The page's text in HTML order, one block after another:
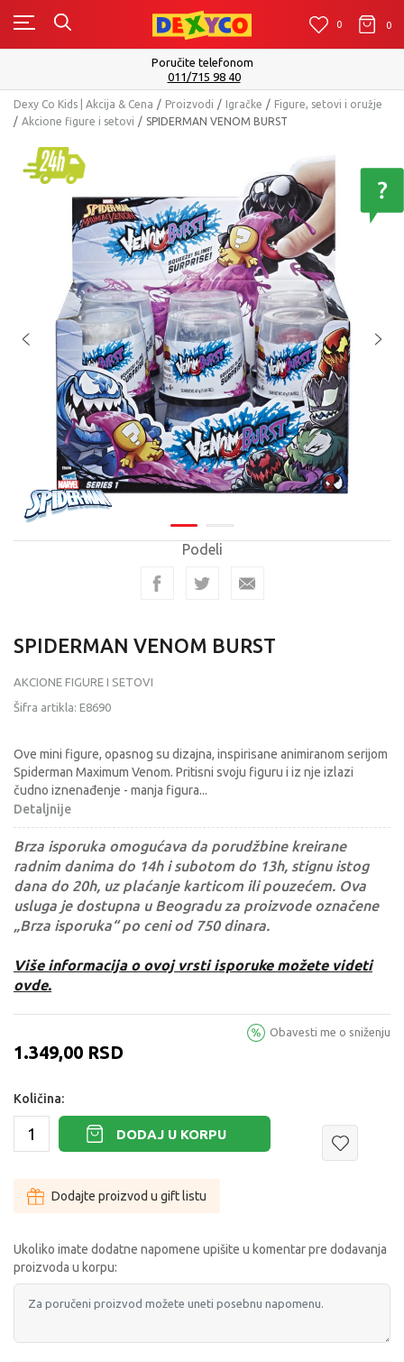
0 0 0
Poručite telefonom
011/715 98 40
Dexy Co Kids | Akcija & Cena Proizvodi Igračke
Figure, setovi i oružje
Akcione figure i setovi
SPIDERMAN VENOM BURST
Podeli
SPIDERMAN VENOM BURST
AKCIONE FIGURE I SETOVI
Šifra artikla: E8690
Ove mini figure, opasnog su dizajna, inspirisane animiranom serijom
Spiderman Maximum Venom. Pritisni svoju figuru i iz nje izlazi
čudno iznenađenje - manja figura...
Detaljnije
Brza isporuka omogućava da porudžbine kreirane
radnim danima do 14h i subotom do 13h, stignu istog
dana do 20h, uz plaćanje karticom ili pouzećem. Ova
usluga je dostupna u Beogradu za proizvode označene
„Brza isporuka“ po ceni od 750 dinara.
Više informacija o ovoj vrsti isporuke možete videti
ovde.
1.349,00 RSD
Obavesti me o sniženju
Količina:
DODAJ U KORPU
Dodajte proizvod u gift listu
Ukoliko imate dodatne napomene upišite u komentar pre dodavanja
proizvoda u korpu: